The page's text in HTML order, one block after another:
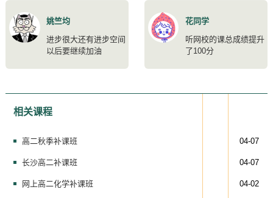
姚竺均
进步很大还有进步空间
以后要继续加油
花同学
听网校的课总成绩提升
了100分
相关课程
高二秋季补课班 04-07
长沙高二补课班 04-07
网上高二化学补课班 04-02